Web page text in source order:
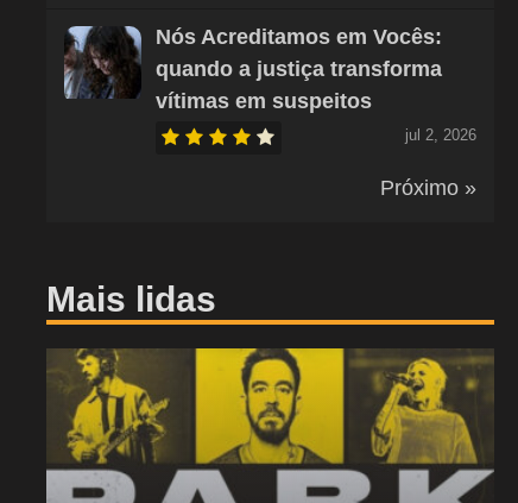
Nós Acreditamos em Vocês:
quando a justiça transforma
vítimas em suspeitos
jul 2, 2026
Próximo »
Mais lidas